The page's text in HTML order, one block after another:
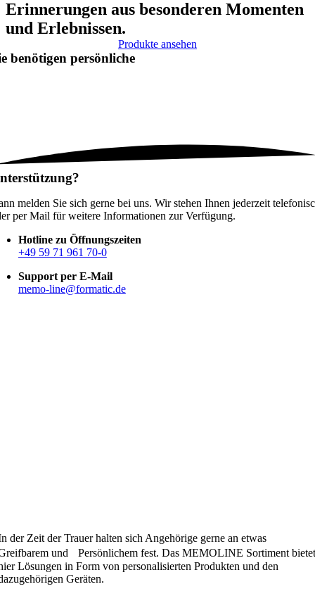
Erinnerungen aus besonderen Momenten
und Erlebnissen.
Produkte ansehen
benötigen persönliche
melden Sie sich gerne bei uns. Wir stehen Ihnen jederzeit
per Mail für weitere Informationen zur Verfügung.
Hotline zu Öffnungszeiten
+49 59 71 961 70-0
Support per E-Mail
memo-line@formatic.de
der Zeit der Trauer halten sich Angehörige gerne an etwas
und Persönlichem fest. Das MEMOLINE Sortiment
Lösungen in Form von personalisierten Produkten und den
Geräten.